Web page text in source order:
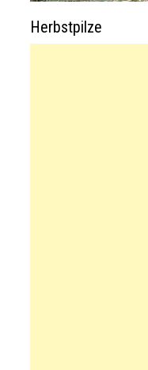
Herbstpilze